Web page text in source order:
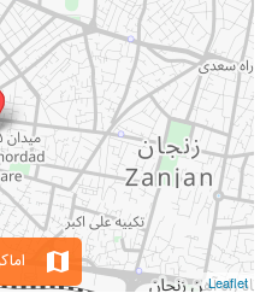
Leaflet
map